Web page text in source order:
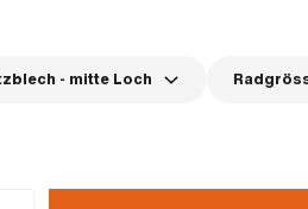
- mitte Loch